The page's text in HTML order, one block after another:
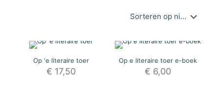
Op ‘e literaire toer
€ 17,50
Op e literaire toer e-boek
€ 6,00